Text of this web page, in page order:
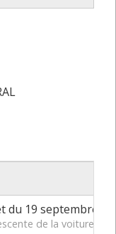
du 19 septembre
de la voiture